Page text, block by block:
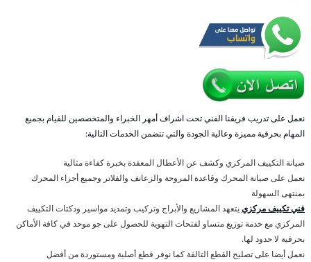
نعمل على تدريب فريقنا الفني تحت اشراف أمهر الخبراء والمتخصصين للقيام بجميع
المهام بحرفية مميزة وعالية الجودة والتي تتضمن الخدمات التالية:
صيانة التكييف المركزي وكشف عن الأعطال المعقدة بخبرة كفاءة مثالية
نعمل على صيانة المحرك وقاعدة المروحة والزعانف والفلاتر وجميع أجزاء المحرك
بمنتهى السهولة
فني تكييف مركزييتعهد المشاريع والأبراج وتركيب وتمديد مواسير ودكتات التكييف
المركزي مع خدمة توزيع متساو لفتحات التهوية للحصول على جو موحد في كافة الأماكن
بحرفية لا حدود لها.
نعمل أيضا على تصليح القطع التالفة كما نوفر قطع أصلية ومستوردة من أفضل